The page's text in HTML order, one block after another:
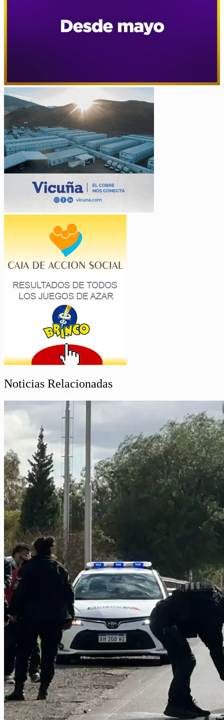
Noticias Relacionadas